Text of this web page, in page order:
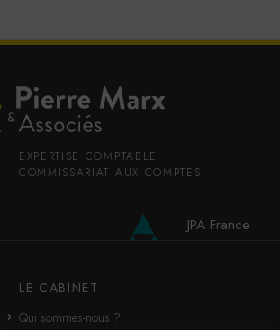
EXPERTISE COMPTABLE
COMMISSARIAT AUX COMPTES
JPA France
LE CABINET
Qui sommes-nous ?